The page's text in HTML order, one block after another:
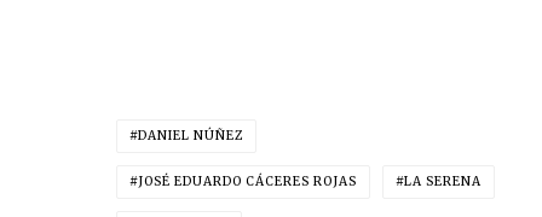
DANIEL NÚÑEZ
JOSÉ EDUARDO CÁCERES ROJAS LA SERENA